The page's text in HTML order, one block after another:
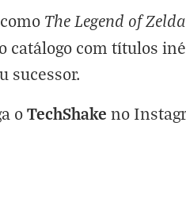
The Legend of
catálogo com títulos
sucessor.
oTechShake no